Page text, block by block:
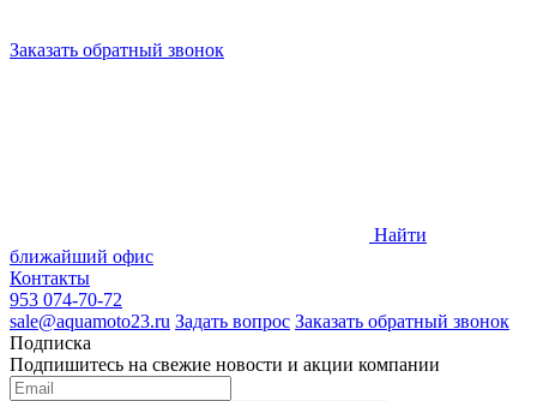
Заказать обратный звонок
Найти
ближайший офис
Контакты
953 074-70-72
sale@aquamoto23.ru Задать вопрос Заказать обратный звонок
Подписка
Подпишитесь на свежие новости и акции компании